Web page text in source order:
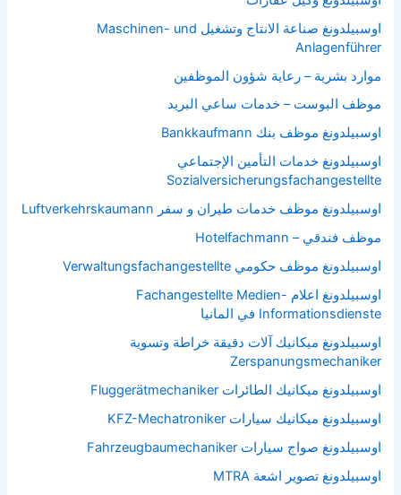
اوسبيلدونغ صناعة الانتاج وتشغيل Maschinen- und
Anlagenführer
موارد بشرية – رعاية شؤون الموظفين
موظف البوست – خدمات ساعي البريد
اوسبيلدونغ موظف بنك Bankkaufmann
اوسبيلدونغ خدمات التأمين الإجتماعي
Sozialversicherungsfachangestellte
اوسبيلدونغ موظف خدمات طيران و سفر Luftverkehrskaumann
موظف فندقي – Hotelfachmann
اوسبيلدونغ موظف حكومي Verwaltungsfachangestellte
اوسبيلدونغ اعلام Fachangestellte Medien-
Informationsdienste في المانيا
اوسبيلدونغ ميكانيك آلات دقيقة خراطة وتسوية
Zerspanungsmechaniker
اوسبيلدونغ ميكانيك الطائرات Fluggerätmechaniker
اوسبيلدونغ ميكانيك سيارات KFZ-Mechatroniker
اوسبيلدونغ صواج سيارات Fahrzeugbaumechaniker
اوسبيلدونغ تصوير اشعة MTRA